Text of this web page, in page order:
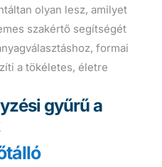
olyan lesz, amilyet
szakértő segítségét
formai
a tökéletes, életre
gyűrű a